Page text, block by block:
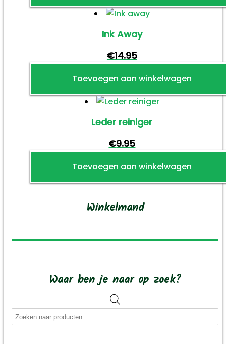
Ink Away
€14.95
Toevoegen aan winkelwagen
Leder reiniger
€9.95
Toevoegen aan winkelwagen
Winkelmand
Waar ben je naar op zoek?